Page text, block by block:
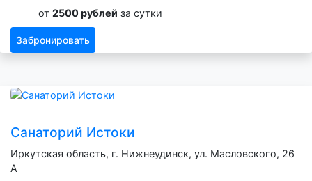
от 2500 рублей за сутки
Забронировать
Санаторий Истоки
Иркутская область, г. Нижнеудинск, ул. Масловского, 26
А